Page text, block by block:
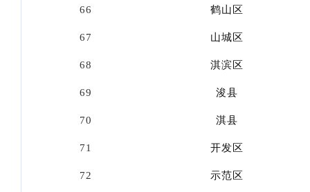
66 鹤山区
67 山城区
68 淇滨区
69 浚县
70 淇县
71 开发区
72 示范区